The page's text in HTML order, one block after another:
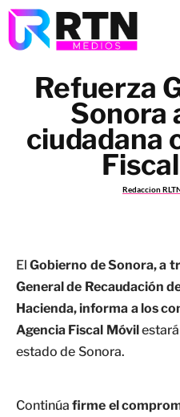
Refuerza
Sonora
ciudadana
Redaccion
ElGobierno de Sonora, a
General de Recaudación
Hacienda, informa a los
Agencia Fiscal Móvilestará
estado de Sonora.
Continúafirme el